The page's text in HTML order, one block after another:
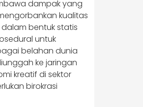
dampak yang
kualitas
bentuk statis
untuk
belahan dunia
ke jaringan
kreatif di sektor
birokrasi